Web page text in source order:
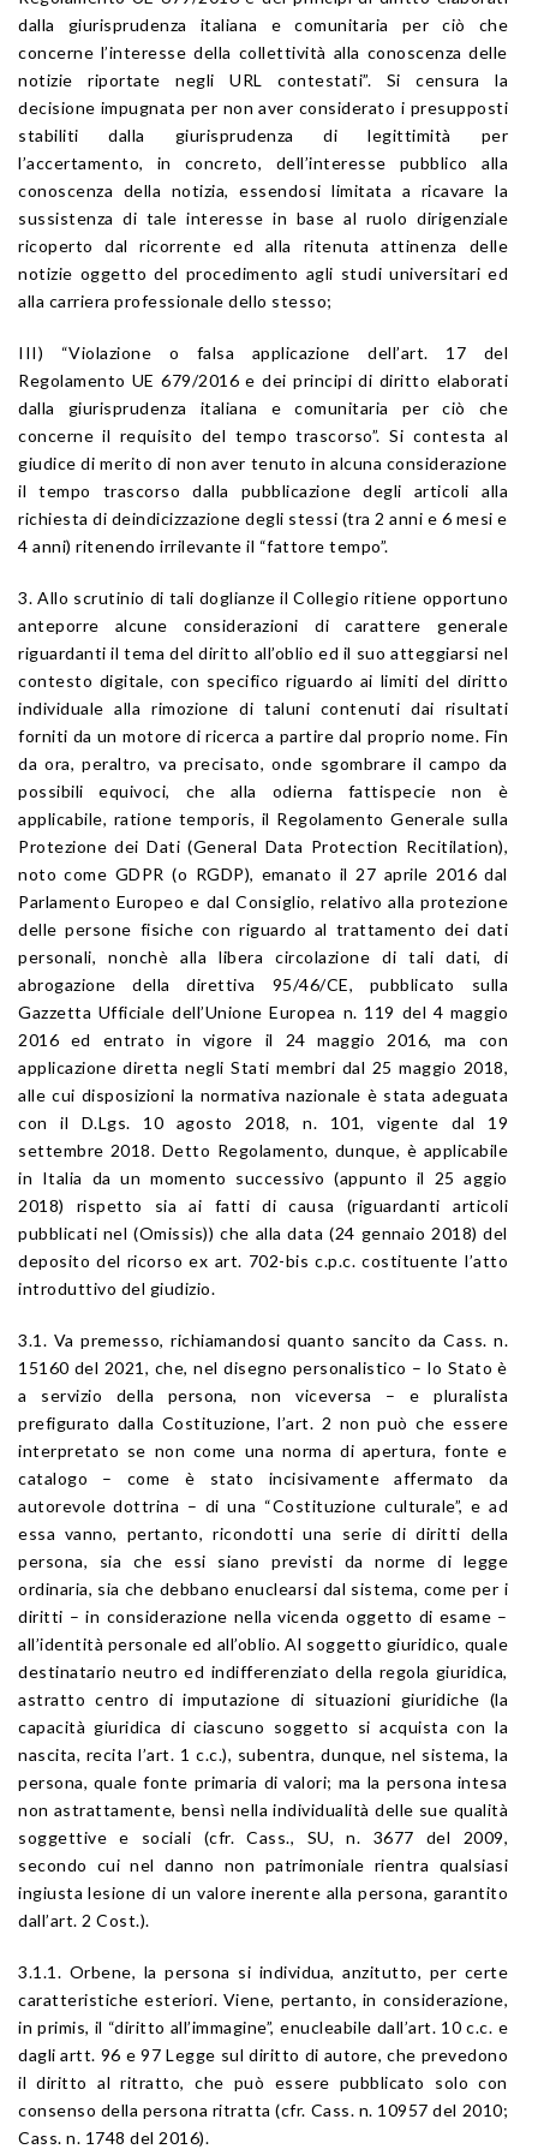
dalla giurisprudenza italiana e comunitaria per ciò che
concerne l’interesse della collettività alla conoscenza delle
notizie riportate negli URL contestati”. Si censura la
decisione impugnata per non aver considerato i presupposti
stabiliti dalla giurisprudenza di legittimità per
l’accertamento, in concreto, dell’interesse pubblico alla
conoscenza della notizia, essendosi limitata a ricavare la
sussistenza di tale interesse in base al ruolo dirigenziale
ricoperto dal ricorrente ed alla ritenuta attinenza delle
notizie oggetto del procedimento agli studi universitari ed
alla carriera professionale dello stesso;
III) “Violazione o falsa applicazione dell’art. 17 del
Regolamento UE 679/2016 e dei principi di diritto elaborati
dalla giurisprudenza italiana e comunitaria per ciò che
concerne il requisito del tempo trascorso”. Si contesta al
giudice di merito di non aver tenuto in alcuna considerazione
il tempo trascorso dalla pubblicazione degli articoli alla
richiesta di deindicizzazione degli stessi (tra 2 anni e 6 mesi e
4 anni) ritenendo irrilevante il “fattore tempo”.
3. Allo scrutinio di tali doglianze il Collegio ritiene opportuno
anteporre alcune considerazioni di carattere generale
riguardanti il tema del diritto all’oblio ed il suo atteggiarsi nel
contesto digitale, con specifico riguardo ai limiti del diritto
individuale alla rimozione di taluni contenuti dai risultati
forniti da un motore di ricerca a partire dal proprio nome. Fin
da ora, peraltro, va precisato, onde sgombrare il campo da
possibili equivoci, che alla odierna fattispecie non è
applicabile, ratione temporis, il Regolamento Generale sulla
Protezione dei Dati (General Data Protection Recitilation),
noto come GDPR (o RGDP), emanato il 27 aprile 2016 dal
Parlamento Europeo e dal Consiglio, relativo alla protezione
delle persone fisiche con riguardo al trattamento dei dati
personali, nonchè alla libera circolazione di tali dati, di
abrogazione della direttiva 95/46/CE, pubblicato sulla
Gazzetta Ufficiale dell’Unione Europea n. 119 del 4 maggio
2016 ed entrato in vigore il 24 maggio 2016, ma con
applicazione diretta negli Stati membri dal 25 maggio 2018,
alle cui disposizioni la normativa nazionale è stata adeguata
con il D.Lgs. 10 agosto 2018, n. 101, vigente dal 19
settembre 2018. Detto Regolamento, dunque, è applicabile
in Italia da un momento successivo (appunto il 25 aggio
2018) rispetto sia ai fatti di causa (riguardanti articoli
pubblicati nel (Omissis)) che alla data (24 gennaio 2018) del
deposito del ricorso ex art. 702-bis c.p.c. costituente l’atto
introduttivo del giudizio.
3.1. Va premesso, richiamandosi quanto sancito da Cass. n.
15160 del 2021, che, nel disegno personalistico – lo Stato è
a servizio della persona, non viceversa – e pluralista
prefigurato dalla Costituzione, l’art. 2 non può che essere
interpretato se non come una norma di apertura, fonte e
catalogo – come è stato incisivamente affermato da
autorevole dottrina – di una “Costituzione culturale”, e ad
essa vanno, pertanto, ricondotti una serie di diritti della
persona, sia che essi siano previsti da norme di legge
ordinaria, sia che debbano enuclearsi dal sistema, come per i
diritti – in considerazione nella vicenda oggetto di esame –
all’identità personale ed all’oblio. Al soggetto giuridico, quale
destinatario neutro ed indifferenziato della regola giuridica,
astratto centro di imputazione di situazioni giuridiche (la
capacità giuridica di ciascuno soggetto si acquista con la
nascita, recita l’art. 1 c.c.), subentra, dunque, nel sistema, la
persona, quale fonte primaria di valori; ma la persona intesa
non astrattamente, bensì nella individualità delle sue qualità
soggettive e sociali (cfr. Cass., SU, n. 3677 del 2009,
secondo cui nel danno non patrimoniale rientra qualsiasi
ingiusta lesione di un valore inerente alla persona, garantito
dall’art. 2 Cost.).
3.1.1. Orbene, la persona si individua, anzitutto, per certe
caratteristiche esteriori. Viene, pertanto, in considerazione,
in primis, il “diritto all’immagine”, enucleabile dall’art. 10 c.c. e
dagli artt. 96 e 97 Legge sul diritto di autore, che prevedono
il diritto al ritratto, che può essere pubblicato solo con
consenso della persona ritratta (cfr. Cass. n. 10957 del 2010;
Cass. n. 1748 del 2016).